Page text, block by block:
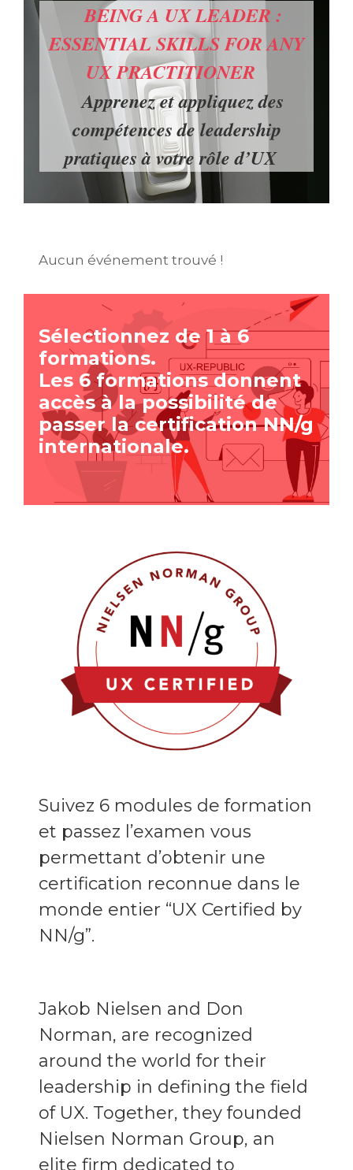
BEING A UX LEADER :
ESSENTIAL SKILLS FOR ANY
UX PRACTITIONER
Apprenez et appliquez des
compétences de leadership
pratiques à votre rôle d’UX
Aucun événement trouvé !
Sélectionnez de 1 à 6
formations.
Les 6 formations donnent
accès à la possibilité de
passer la certification NN/g
internationale.
Suivez 6 modules de formation
et passez l’examen vous
permettant d’obtenir une
certification reconnue dans le
monde entier “UX Certified by
NN/g”.
Jakob Nielsen and Don
Norman, are recognized
around the world for their
leadership in defining the field
of UX. Together, they founded
Nielsen Norman Group, an
elite firm dedicated to